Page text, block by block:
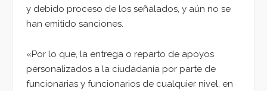
y debido proceso de los señalados, y aún no se
han emitido sanciones.
«Por lo que, la entrega o reparto de apoyos
personalizados a la ciudadanía por parte de
funcionarias y funcionarios de cualquier nivel, en